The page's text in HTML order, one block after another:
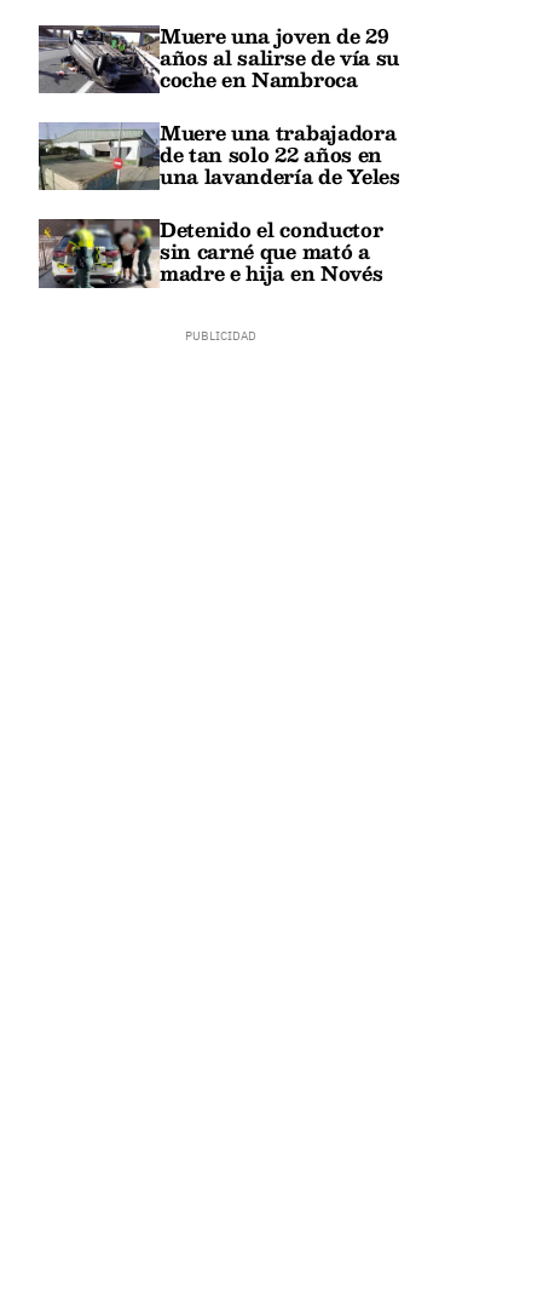
Muere una joven de 29
años al salirse de vía su
coche en Nambroca
Muere una trabajadora
de tan solo 22 años en
una lavandería de Yeles
Detenido el conductor
sin carné que mató a
madre e hija en Novés